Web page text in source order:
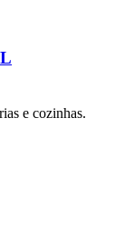
e cozinhas.